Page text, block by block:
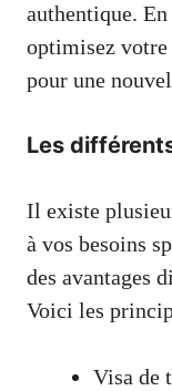
authentique.
optimisez votre
pour une
Les
Il existe
à vos besoins
des avantages
Voici les
Visa de